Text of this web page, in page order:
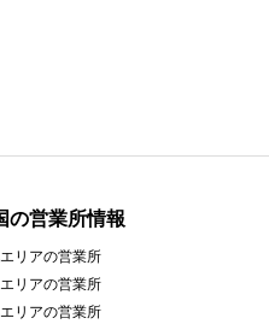
の営業所情報
リアの営業所
リアの営業所
リアの営業所